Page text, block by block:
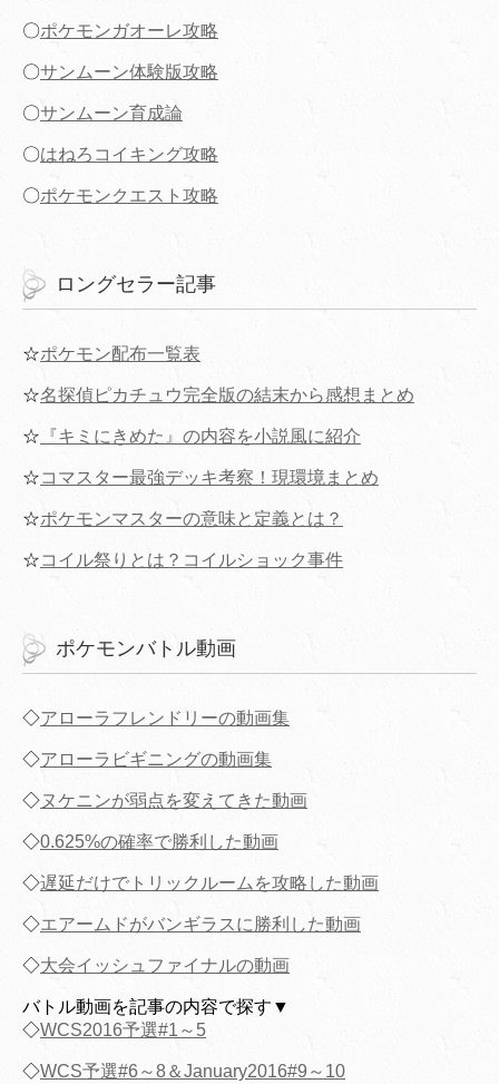
〇ポケモンガオーレ攻略
〇サンムーン体験版攻略
〇サンムーン育成論
〇はねろコイキング攻略
〇ポケモンクエスト攻略
ロングセラー記事
☆ポケモン配布一覧表
☆名探偵ピカチュウ完全版の結末から感想まとめ
☆ 『キミにきめた』の内容を小説風に紹介
☆コマスター最強デッキ考察！現環境まとめ
☆ポケモンマスターの意味と定義とは？
☆コイル祭りとは？コイルショック事件
ポケモンバトル動画
◇アローラフレンドリーの動画集
◇アローラビギニングの動画集
◇ヌケニンが弱点を変えてきた動画
◇0.625%の確率で勝利した動画
◇遅延だけでトリックルームを攻略した動画
◇エアームドがバンギラスに勝利した動画
◇大会イッシュファイナルの動画
バトル動画を記事の内容で探す▼
◇WCS2016予選#1～5
◇WCS予選#6～8＆January2016#9～10